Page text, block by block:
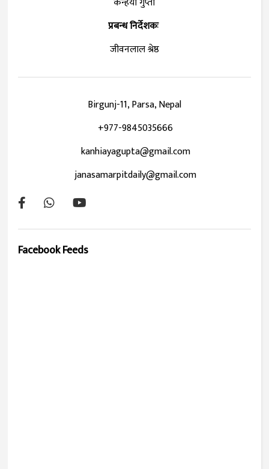
प्रबन्ध निर्देशकः
जीवनलाल श्रेष्ठ
Birgunj-11, Parsa, Nepal
+977-9845035666
kanhiayagupta@gmail.com
janasamarpitdaily@gmail.com
Facebook Feeds